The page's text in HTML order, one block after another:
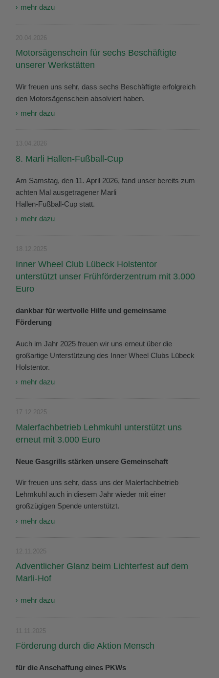
mehr dazu
20.04.2026
Motorsägenschein für sechs Beschäftigte
unserer Werkstätten
Wir freuen uns sehr, dass sechs Beschäftigte erfolgreich
den Motorsägenschein absolviert haben.
mehr dazu
13.04.2026
8. Marli Hallen-Fußball-Cup
Am Samstag, den 11. April 2026, fand unser bereits zum
achten Mal ausgetragener Marli
Hallen-Fußball-Cup statt.
mehr dazu
18.12.2025
Inner Wheel Club Lübeck Holstentor
unterstützt unser Frühförderzentrum mit 3.000
Euro
dankbar für wertvolle Hilfe und gemeinsame
Förderung
Auch im Jahr 2025 freuen wir uns erneut über die
großartige Unterstützung des Inner Wheel Clubs Lübeck
Holstentor.
mehr dazu
17.12.2025
Malerfachbetrieb Lehmkuhl unterstützt uns
erneut mit 3.000 Euro
Neue Gasgrills stärken unsere Gemeinschaft
Wir freuen uns sehr, dass uns der Malerfachbetrieb
Lehmkuhl auch in diesem Jahr wieder mit einer
großzügigen Spende unterstützt.
mehr dazu
12.11.2025
Adventlicher Glanz beim Lichterfest auf dem
Marli-Hof
mehr dazu
11.11.2025
Förderung durch die Aktion Mensch
für die Anschaffung eines PKWs